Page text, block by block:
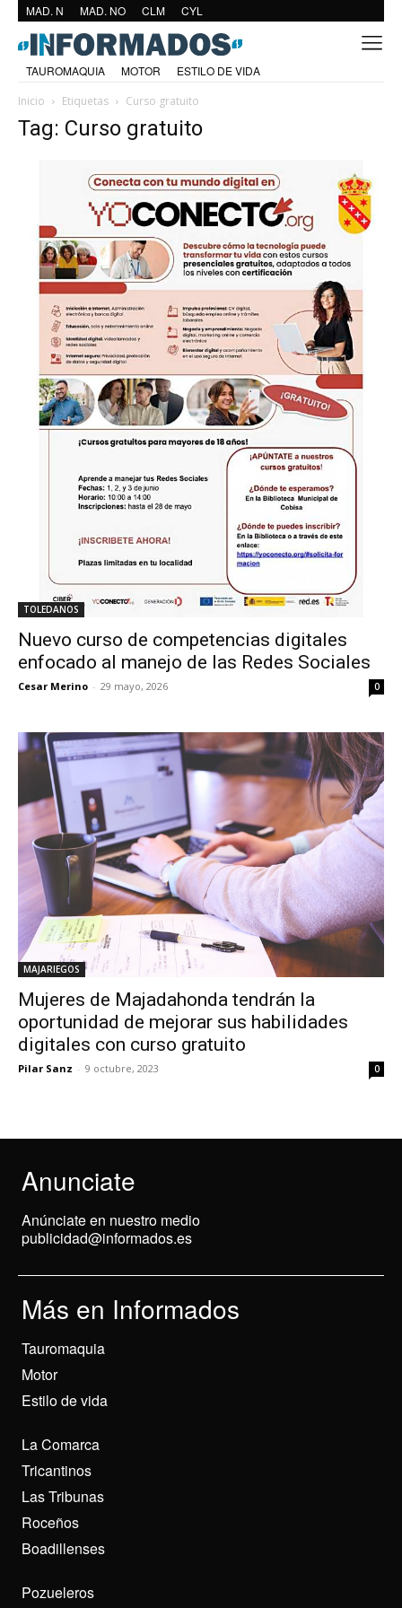
MAD. N MAD. NO CLM CYL
TAUROMAQUIA MOTOR
ESTILO DE VIDA
Inicio
Etiquetas Curso gratuito
Tag: Curso gratuito
TOLEDANOS
Nuevo curso de competencias digitales
enfocado al manejo de las Redes Sociales
Cesar Merino - 29 mayo, 2026 0
MAJARIEGOS
Mujeres de Majadahonda tendrán la
oportunidad de mejorar sus habilidades
digitales con curso gratuito
Pilar Sanz - 9 octubre, 2023 0
Anunciate
Anúnciate en nuestro medio
publicidad@informados.es
Más en Informados
Tauromaquia
Motor
Estilo de vida
La Comarca
Tricantinos
Las Tribunas
Roceños
Boadillenses
Pozueleros